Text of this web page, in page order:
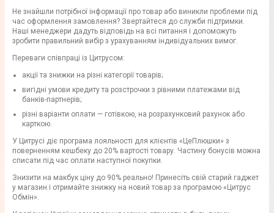
Не знайшли потрібної інформації про товар або виникли проблеми під
час оформлення замовлення? Звертайтеся до служби підтримки.
Наші менеджери дадуть відповідь на всі питання і допоможуть
зробити правильний вибір з урахуванням індивідуальних вимог.
Переваги співпраці із Цитрусом:
акції та знижки на різні категорії товарів;
вигідні умови кредиту та розстрочки з рівними платежами від
банків-партнерів;
різні варіанти оплати — готівкою, на розрахунковий рахунок або
карткою.
У Цитрусі діє програма лояльності для клієнтів «ЦеПлюшки» з
поверненням кешбеку до 20% вартості товару. Частину бонусів можна
списати під час оплати наступної покупки.
Знизити на макбук ціну до 90% реально! Принесіть свій старий гаджет
у магазин і отримайте знижку на новий товар за програмою «Цитрус
Обмін».